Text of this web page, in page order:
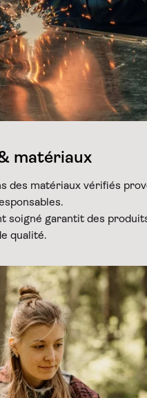
matériaux
des matériaux vérifiés
soigné garantit des
qualité.